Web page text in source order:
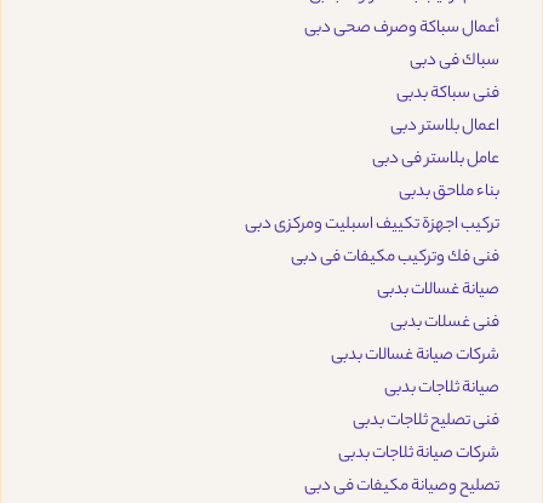
أعمال سباكة وصرف صحى دبى
سباك فى دبى
فنى سباكة بدبى
اعمال بلاستر دبى
عامل بلاستر فى دبى
بناء ملاحق بدبى
تركيب اجهزة تكييف اسبليت ومركزى دبى
فنى فك وتركيب مكيفات فى دبى
صيانة غسالات بدبى
فنى غسلات بدبى
شركات صيانة غسالات بدبى
صيانة ثلاجات بدبى
فنى تصليح ثلاجات بدبى
شركات صيانة ثلاجات بدبى
تصليح وصيانة مكيفات فى دبى